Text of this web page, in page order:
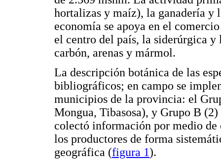
hortalizas y maíz), la ganadería y
economía se apoya en el
el centro del país, la siderúrgica
carbón, arenas y mármol.
La descripción botánica de las
bibliográficos; en campo se
municipios de la provincia: el
Mongua, Tibasosa), y Grupo B
colectó información por medio de
los productores de forma
geográfica (figura 1).